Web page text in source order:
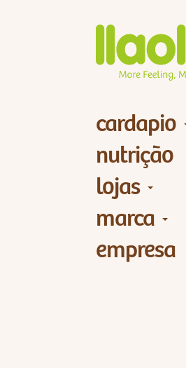
cardapio
nutrição
lojas
marca
empresa